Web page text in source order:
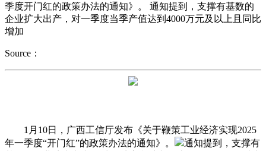
季度开门红的政策办法的通知》。 通知提到，支撑有基数的
企业扩大出产，对一季度当季产值达到4000万元及以上且同比
增加
Source：
1月10日，广西工信厅发布《关于鞭策工业经济实现2025
年一季度“开门红”的政策办法的通知》。
通知提到，支撑有